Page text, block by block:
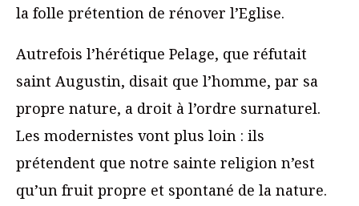
la folle prétention de rénover l’Eglise.
Autrefois l’hérétique Pelage, que réfutait
saint Augustin, disait que l’homme, par sa
propre nature, a droit à l’ordre surnaturel.
Les modernistes vont plus loin : ils
prétendent que notre sainte religion n’est
qu’un fruit propre et spontané de la nature.